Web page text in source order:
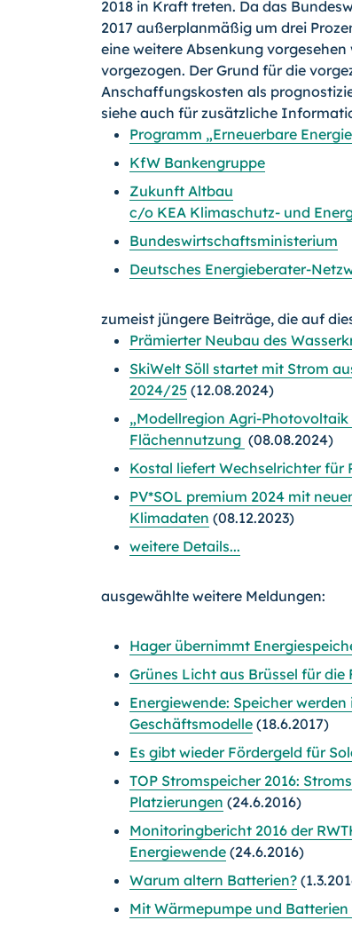
2018 in Kraft treten. Da das
2017 außerplanmäßig um drei
eine weitere Absenkung
vorgezogen. Der Grund für die
Anschaffungskosten als
siehe auch für zusätzliche
Programm „Erneuerbare
KfW Bankengruppe
Zukunft Altbau
c/o KEA Klimaschutz- und
Bundeswirtschaftsministerium
Deutsches Energieberater-
zumeist jüngere Beiträge, die auf
Prämierter Neubau des
SkiWelt Söll startet mit Strom
2024/25 (12.08.2024)
„Modellregion Agri-
Flächennutzung (08.08.2024)
Kostal liefert Wechselrichter für
PV*SOL premium 2024 mit
Klimadaten (08.12.2023)
weitere Details...
ausgewählte weitere Meldungen:
Hager übernimmt
Grünes Licht aus Brüssel für
Energiewende: Speicher
Geschäftsmodelle (18.6.2017)
Es gibt wieder Fördergeld für
TOP Stromspeicher 2016:
Platzierungen (24.6.2016)
Monitoringbericht 2016 der
Energiewende (24.6.2016)
Warum altern Batterien?
Mit Wärmepumpe und